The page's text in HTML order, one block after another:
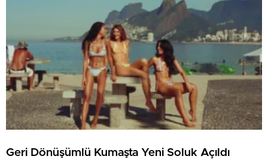
Geri Dönüşümlü Kumaşta Yeni Soluk Açıldı